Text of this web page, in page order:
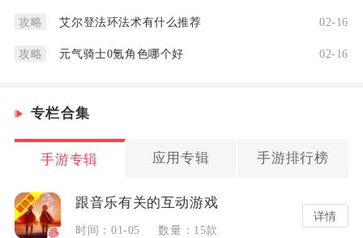
攻略 艾尔登法环法术有什么推荐 02-16
攻略 元气骑士0氪角色哪个好 02-16
专栏合集
手游专辑 应用专辑 手游排行榜
跟音乐有关的互动游戏
时间：01-05 数量：15款
详情